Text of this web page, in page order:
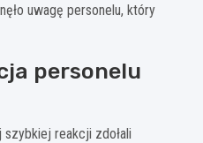
uwagę personelu, który
personelu
reakcji zdołali